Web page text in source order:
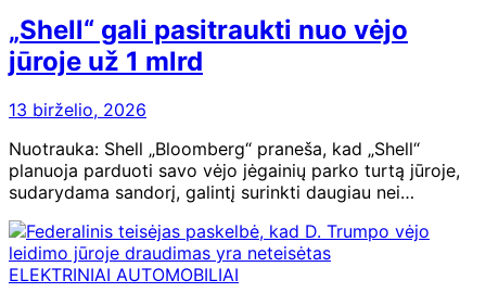
„Shell“ gali pasitraukti nuo vėjo
jūroje už 1 mlrd
13 birželio, 2026
Nuotrauka: Shell „Bloomberg“ praneša, kad „Shell“
planuoja parduoti savo vėjo jėgainių parko turtą jūroje,
sudarydama sandorį, galintį surinkti daugiau nei…
ELEKTRINIAI AUTOMOBILIAI